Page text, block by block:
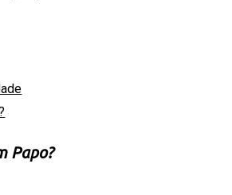
Papo?